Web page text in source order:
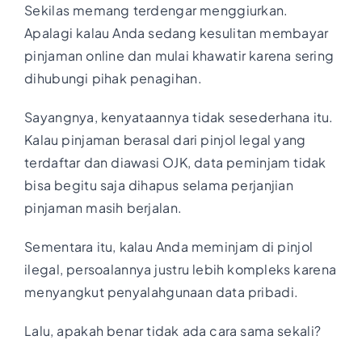
Sekilas memang terdengar menggiurkan.
Apalagi kalau Anda sedang kesulitan membayar
pinjaman online dan mulai khawatir karena sering
dihubungi pihak penagihan.
Sayangnya, kenyataannya tidak sesederhana itu.
Kalau pinjaman berasal dari pinjol legal yang
terdaftar dan diawasi OJK, data peminjam tidak
bisa begitu saja dihapus selama perjanjian
pinjaman masih berjalan.
Sementara itu, kalau Anda meminjam di pinjol
ilegal, persoalannya justru lebih kompleks karena
menyangkut penyalahgunaan data pribadi.
Lalu, apakah benar tidak ada cara sama sekali?